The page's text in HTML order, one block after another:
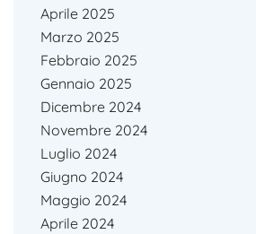
Aprile 2025
Marzo 2025
Febbraio 2025
Gennaio 2025
Dicembre 2024
Novembre 2024
Luglio 2024
Giugno 2024
Maggio 2024
Aprile 2024